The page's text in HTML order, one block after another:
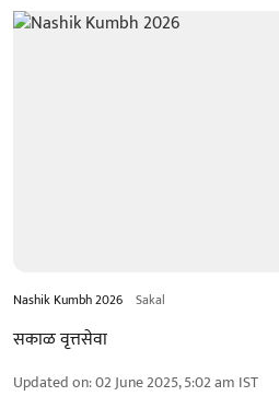
Nashik Kumbh 2026 Sakal
सकाळ वृत्तसेवा
Updated on:02 June 2025, 5:02 am IST